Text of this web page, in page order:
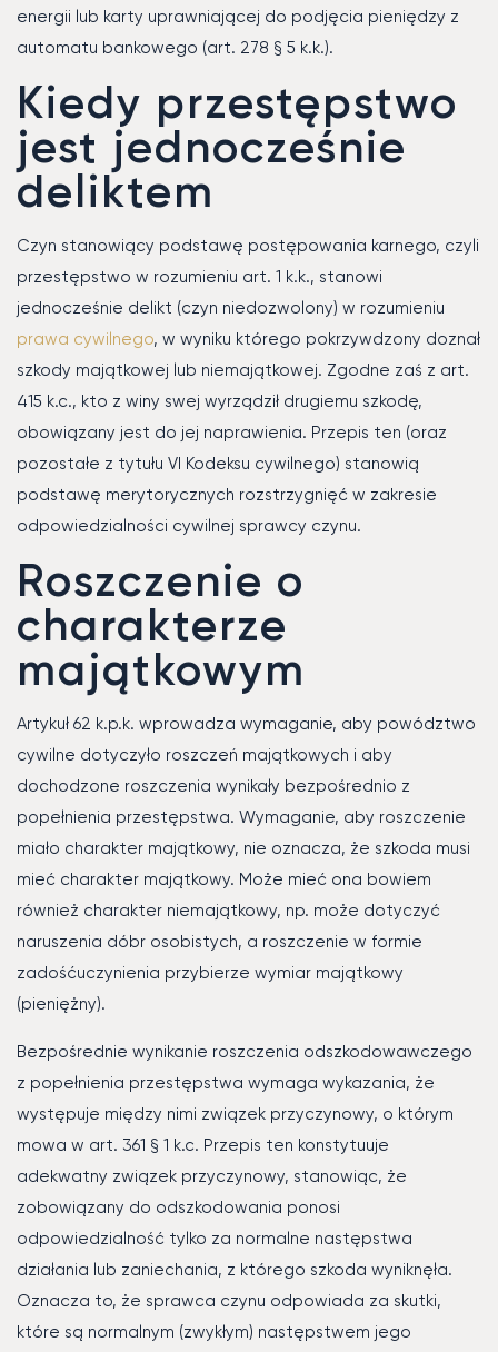
energii lub karty uprawniającej do podjęcia pieniędzy z
automatu bankowego (art. 278 § 5 k.k.).
Kiedy przestępstwo
jest jednocześnie
deliktem
Czyn stanowiący podstawę postępowania karnego, czyli
przestępstwo w rozumieniu art. 1 k.k., stanowi
jednocześnie delikt (czyn niedozwolony) w rozumieniu
prawa cywilnego, w wyniku którego pokrzywdzony doznał
szkody majątkowej lub niemajątkowej. Zgodne zaś z art.
415 k.c., kto z winy swej wyrządził drugiemu szkodę,
obowiązany jest do jej naprawienia. Przepis ten (oraz
pozostałe z tytułu VI Kodeksu cywilnego) stanowią
podstawę merytorycznych rozstrzygnięć w zakresie
odpowiedzialności cywilnej sprawcy czynu.
Roszczenie o
charakterze
majątkowym
Artykuł 62 k.p.k. wprowadza wymaganie, aby powództwo
cywilne dotyczyło roszczeń majątkowych i aby
dochodzone roszczenia wynikały bezpośrednio z
popełnienia przestępstwa. Wymaganie, aby roszczenie
miało charakter majątkowy, nie oznacza, że szkoda musi
mieć charakter majątkowy. Może mieć ona bowiem
również charakter niemajątkowy, np. może dotyczyć
naruszenia dóbr osobistych, a roszczenie w formie
zadośćuczynienia przybierze wymiar majątkowy
(pieniężny).
Bezpośrednie wynikanie roszczenia odszkodowawczego
z popełnienia przestępstwa wymaga wykazania, że
występuje między nimi związek przyczynowy, o którym
mowa w art. 361 § 1 k.c. Przepis ten konstytuuje
adekwatny związek przyczynowy, stanowiąc, że
zobowiązany do odszkodowania ponosi
odpowiedzialność tylko za normalne następstwa
działania lub zaniechania, z którego szkoda wyniknęła.
Oznacza to, że sprawca czynu odpowiada za skutki,
które są normalnym (zwykłym) następstwem jego